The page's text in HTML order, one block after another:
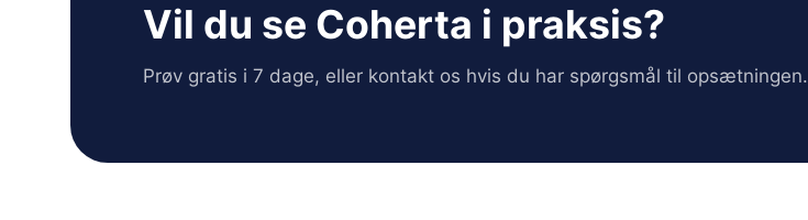
Vil du se Coherta i praksis?
Prøv gratis i 7 dage, eller kontakt os hvis du har spørgsmål til opsætningen.